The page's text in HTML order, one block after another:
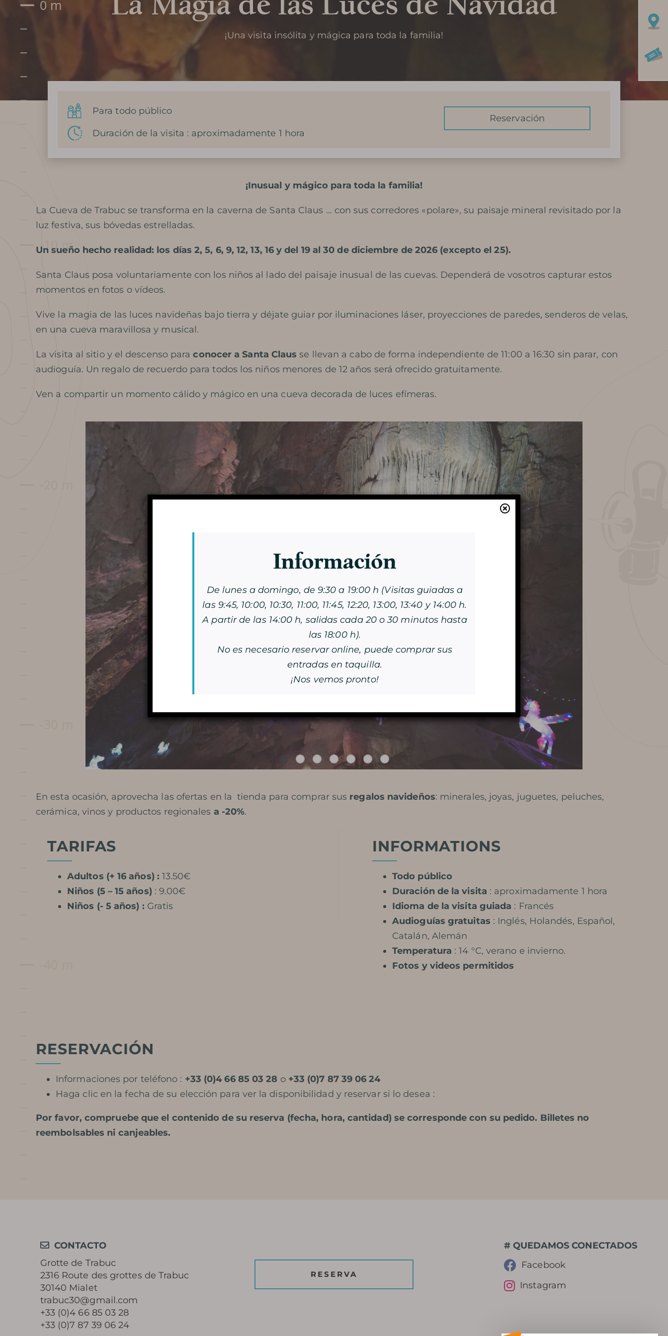
FECHAS Y HORARIOS
TARIFAS / TAQUILLA
VENIR A LA CUEVA
SERVICIOS Y TIENDA
PREGUNTAS MÁS FRECUENTES
ALREDEDOR DE LA CUEVA
Cueva
VISITA LA CUEVA
LA DOBLE VISITA
VISITA CON VELAS
LA MAGIA DE LAS LUCES DE
Aprende más
BIBLIOTECA DE FOTOS
REVISTA DE PRENSA
RECOMPENSAS
¡Una visita insólita y mágica para toda la familia!
Para todo público
Duración de la visita : aproximadamente 1 hora
Reservación
¡Inusual y mágico para toda la familia!
La Cueva de Trabuc se transforma en la caverna de Santa Claus … con sus corredores «polare», su paisaje mineral revisitado por la
luz festiva, sus bóvedas estrelladas.
Un sueño hecho realidad: los días 2, 5, 6, 9, 12, 13, 16 y del 19 al 30 de diciembre de 2026 (excepto el 25).
Santa Claus posa voluntariamente con los niños al lado del paisaje inusual de las cuevas. Dependerá de vosotros capturar estos
momentos en fotos o vídeos.
Vive la magia de las luces navideñas bajo tierra y déjate guiar por iluminaciones láser, proyecciones de paredes, senderos de velas,
en una cueva maravillosa y musical.
La visita al sitio y el descenso paraconocer a Santa Claus se llevan a cabo de forma independiente de 11:00 a 16:30 sin parar, con
audioguía. Un regalo de recuerdo para todos los niños menores de 12 años será ofrecido gratuitamente.
Ven a compartir un momento cálido y mágico en una cueva decorada de luces efímeras.
En esta ocasión, aprovecha las ofertas en la tienda para comprar sus regalos navideños: minerales, joyas, juguetes, peluches,
cerámica, vinos y productos regionales a -20%.
TARIFAS
Adultos (+ 16 años) :13.50€
Niños (5 – 15 años) : 9.00€
Niños (- 5 años) : Gratis
INFORMATIONS
Todo público
Duración de la visita : aproximadamente 1 hora
Idioma de la visita guiada : Francés
Audioguías gratuitas : Inglés, Holandés, Español,
Catalán, Alemán
Temperatura : 14 °C, verano e invierno.
Fotos y videos permitidos
RESERVACIÓN
Informaciones por teléfono : +33 (0)4 66 85 03 28 o +33 (0)7 87 39 06 24
Haga clic en la fecha de su elección para ver la disponibilidad y reservar si lo desea :
Por favor, compruebe que el contenido de su reserva (fecha, hora, cantidad) se corresponde con su pedido. Billetes no
reembolsables ni canjeables.
CONTACTO
Grotte de Trabuc
2316 Route des grottes de Trabuc
30140 Mialet
trabuc30@gmail.com
+33 (0)4 66 85 03 28
+33 (0)7 87 39 06 24
RESERVA
# QUEDAMOS CONECTADOS
Facebook
Instagram
Información
De lunes a domingo, de 9:30 a 19:00 h (Visitas guiadas a
las 9:45, 10:00, 10:30, 11:00, 11:45, 12:20, 13:00, 13:40 y 14:00 h.
A partir de las 14:00 h, salidas cada 20 o 30 minutos hasta
las 18:00 h).
No es necesario reservar online, puede comprar sus
entradas en taquilla.
¡Nos vemos pronto!